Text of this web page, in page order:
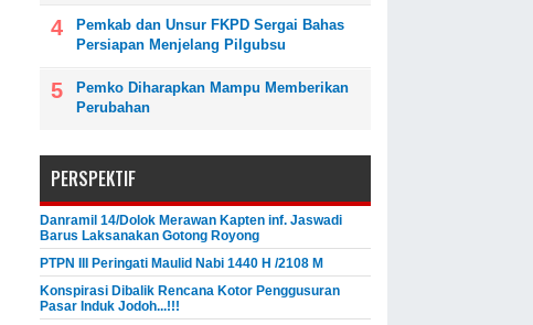
Pemkab dan Unsur FKPD Sergai Bahas
Persiapan Menjelang Pilgubsu
Pemko Diharapkan Mampu Memberikan
Perubahan
PERSPEKTIF
Danramil 14/Dolok Merawan Kapten inf. Jaswadi
Barus Laksanakan Gotong Royong
PTPN III Peringati Maulid Nabi 1440 H /2108 M
Konspirasi Dibalik Rencana Kotor Penggusuran
Pasar Induk Jodoh...!!!